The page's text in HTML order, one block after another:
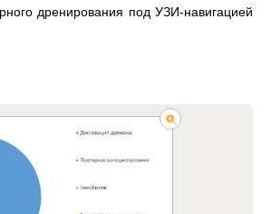
дренирования под УЗИ-навигацией